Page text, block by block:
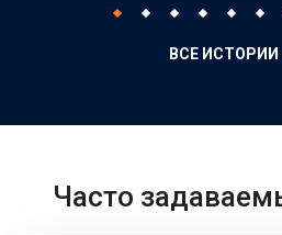
ВСЕ ИСТОРИИ
Часто